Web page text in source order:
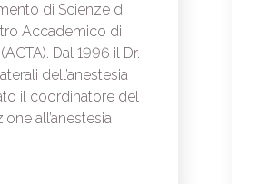
di Scienze di
Accademico di
Dal 1996 il Dr.
dell’anestesia
il coordinatore del
all’anestesia